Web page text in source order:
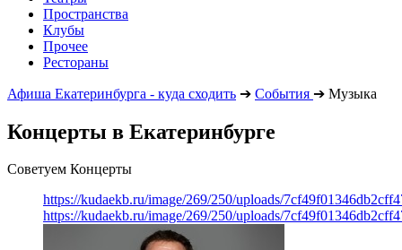
Пространства
Клубы
Прочее
Рестораны
Афиша Екатеринбурга - куда сходить ➔ События ➔ Музыка
Концерты в Екатеринбурге
Советуем Концерты
https://kudaekb.ru/image/269/250/uploads/
https://kudaekb.ru/image/269/250/uploads/